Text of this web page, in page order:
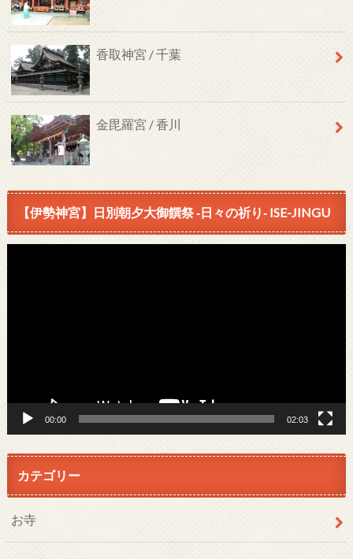
香取神宮 / 千葉
金毘羅宮 / 香川
【伊勢神宮】日別朝夕大御饌祭 ‐日々の祈り‐ ISE-JINGU
00:00 02:03
カテゴリー
お寺